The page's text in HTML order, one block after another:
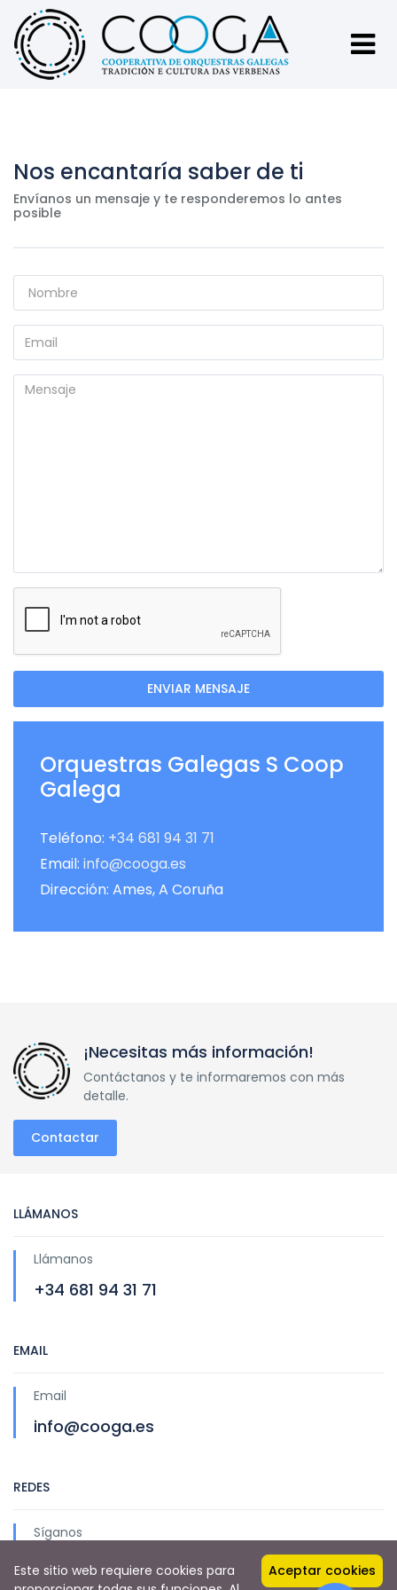
Nos encantaría saber de ti
Envíanos un mensaje y te responderemos lo antes
posible
ENVIAR MENSAJE
Orquestras Galegas S Coop
Galega
Teléfono: +34 681 94 31 71
Email: info@cooga.es
Dirección: Ames, A Coruña
¡Necesitas más información!
Contáctanos y te informaremos con más
detalle.
Contactar
LLÁMANOS
Llámanos
+34 681 94 31 71
EMAIL
Email
info@cooga.es
REDES
Síganos
Este sitio web requiere cookies para
Aceptar cookies